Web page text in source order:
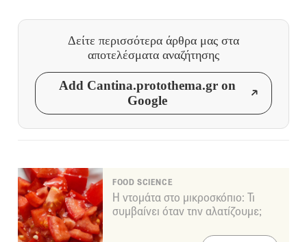
Δείτε περισσότερα άρθρα μας στα
αποτελέσματα αναζήτησης
Add Cantina.protothema.gr on
Google
FOOD SCIENCE
Η ντομάτα στο μικροσκόπιο: Τι
συμβαίνει όταν την αλατίζουμε;